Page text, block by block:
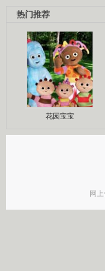
热门推荐
花园宝宝
网